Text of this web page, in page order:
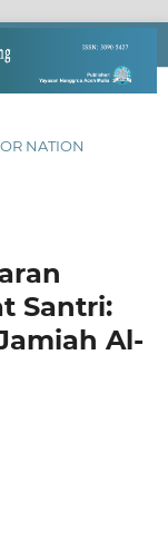
NATION
Santri:
Al-